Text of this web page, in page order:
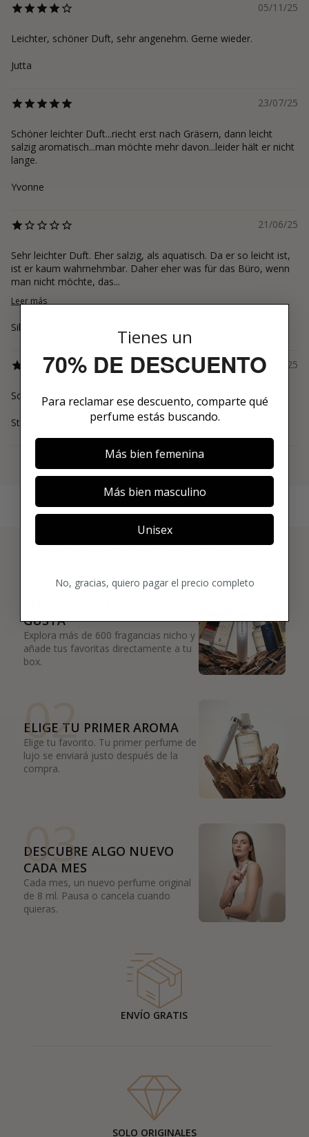
05/11/25
Leichter, schöner Duft, sehr angenehm. Gerne wieder.
Jutta
23/07/25
Schöner leichter Duft...riecht erst nach Gräsern, dann leicht
salzig aromatisch...man möchte mehr davon...leider hält er nicht
lange.
Yvonne
21/06/25
Sehr leichter Duft. Eher salzig, als aquatisch. Da er so leicht ist,
ist er kaum wahrnehmbar. Daher eher was für das Büro, wenn
man nicht möchte, das...
Leer más
Silke
20/06/25
Schöner frischer Duft.
Steffen
3 PASOS PARA HACERTE MIEMBRO
01
GUSTA
Explora más de 600 fragancias nicho y
añade tus favoritas directamente a tu
box.
02
ELIGE TU PRIMER AROMA
Elige tu favorito. Tu primer perfume de
lujo se enviará justo después de la
compra.
03
DESCUBRE ALGO NUEVO
CADA MES
Cada mes, un nuevo perfume original
de 8 ml. Pausa o cancela cuando
quieras.
ENVÍO GRATIS
SOLO ORIGINALES
Tienes un
70% DE DESCUENTO
Para reclamar ese descuento, comparte qué
perfume estás buscando.
Más bien femenina
Más bien masculino
Unisex
No, gracias, quiero pagar el precio completo